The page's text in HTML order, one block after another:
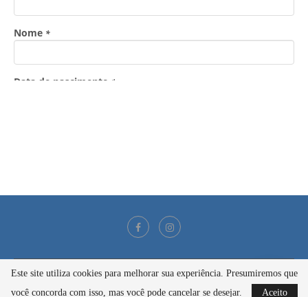
@2021 - Todos os direitos reservados
Este site utiliza cookies para melhorar sua experiência. Presumiremos que
você concorda com isso, mas você pode cancelar se desejar.
Aceito